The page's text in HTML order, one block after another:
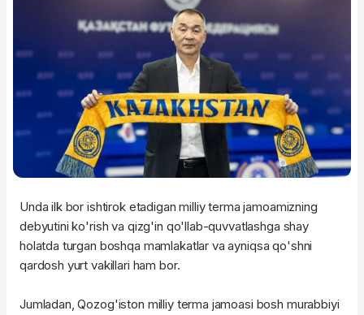
Unda ilk bor ishtirok etadigan milliy terma jamoamizning
debyutini ko'rish va qizg'in qo'llab-quvvatlashga shay
holatda turgan boshqa mamlakatlar va ayniqsa qo'shni
qardosh yurt vakillari ham bor.
Jumladan, Qozog'iston milliy terma jamoasi bosh murabbiyi